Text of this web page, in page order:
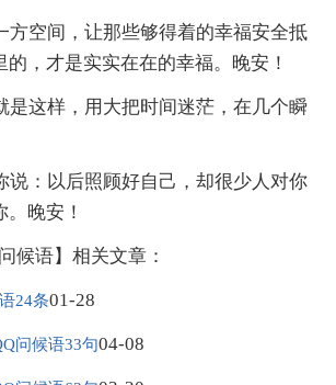
方空间，让那些够得着的幸福安全抵
，才是实实在在的幸福。晚安！
是这样，用大把时间迷茫，在几个瞬
说：以后照顾好自己，却很少人对你
晚安！
候语】相关文章：
24条01-28
问候语33句04-08